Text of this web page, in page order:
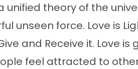
unified theory of the
unseen force. Love is
and Receive it. Love is
feel attracted to